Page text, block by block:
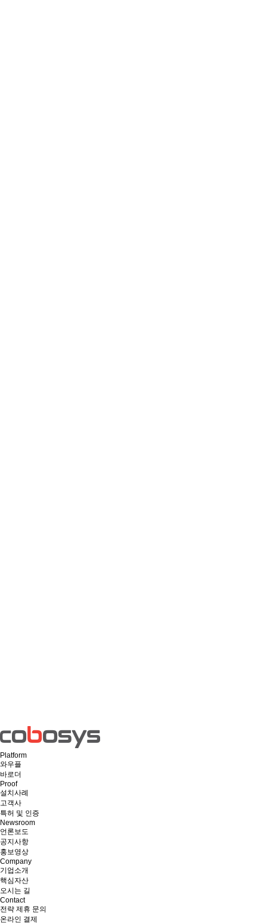
Platform
와우플
바로더
Proof
설치사례
고객사
특허 및 인증
Newsroom
언론보도
공지사항
홍보영상
Company
기업소개
핵심자산
오시는 길
Contact
전략 제휴 문의
온라인 결제